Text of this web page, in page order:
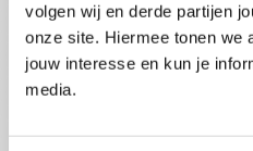
volgen wij en derde partijen
onze site. Hiermee tonen we
jouw interesse en kun je
media.
Pega Certified
(PCSA)
Di 01 September 2026